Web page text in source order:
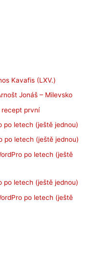
Kavafis (LXV.)
Jonáš – Milevsko
recept první
po letech (ještě jednou)
po letech (ještě jednou)
po letech (ještě
po letech (ještě jednou)
po letech (ještě